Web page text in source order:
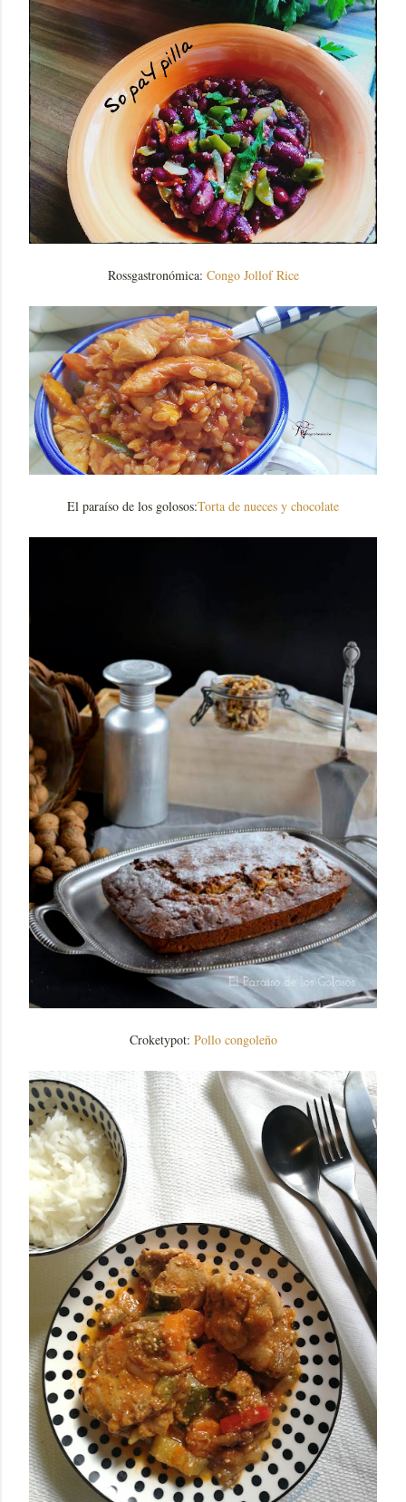
Rossgastronómica: Congo Jollof Rice
El paraíso de los golosos:Torta de nueces y chocolate
Croketypot: Pollo congoleño